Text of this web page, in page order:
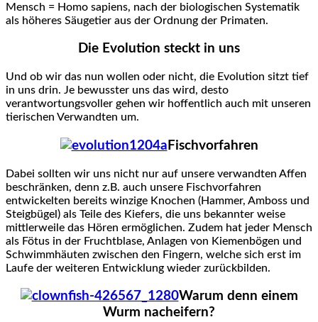
Mensch = Homo sapiens, nach der biologischen Systematik
als höheres Säugetier aus der Ordnung der Primaten.
Die Evolution steckt in uns
Und ob wir das nun wollen oder nicht, die Evolution sitzt tief
in uns drin. Je bewusster uns das wird, desto
verantwortungsvoller gehen wir hoffentlich auch mit unseren
tierischen Verwandten um.
Fischvorfahren
Dabei sollten wir uns nicht nur auf unsere verwandten Affen
beschränken, denn z.B. auch unsere Fischvorfahren
entwickelten bereits winzige Knochen (Hammer, Amboss und
Steigbügel) als Teile des Kiefers, die uns bekannter weise
mittlerweile das Hören ermöglichen. Zudem hat jeder Mensch
als Fötus in der Fruchtblase, Anlagen von Kiemenbögen und
Schwimmhäuten zwischen den Fingern, welche sich erst im
Laufe der weiteren Entwicklung wieder zurückbilden.
Warum denn einem
Wurm nacheifern?